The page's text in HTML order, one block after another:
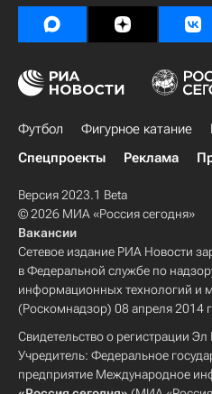
Футбол Фигурное катание
Спецпроекты
Реклама
Версия 2023.1 Beta
© 2026 МИА «Россия сегодня»
Вакансии
Сетевое издание РИА Новости
в Федеральной службе по
информационных технологий и
(Роскомнадзор) 08 апреля 2014
Свидетельство о регистрации
Учредитель: Федеральное
предприятие Международное